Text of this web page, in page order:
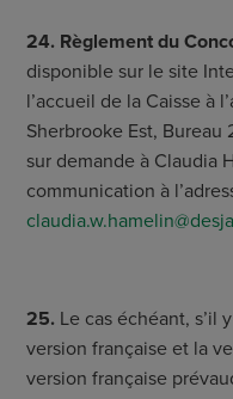
24. Règlement du
disponible sur le site
l’accueil de la Caisse à
Sherbrooke Est, Bureau
sur demande à Claudia
communication à
25. Le cas échéant, s’il
version française et la
version française